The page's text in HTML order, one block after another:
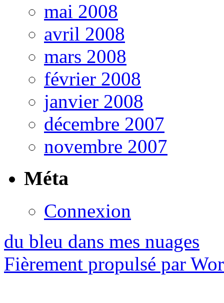
mai 2008
avril 2008
mars 2008
février 2008
janvier 2008
décembre 2007
novembre 2007
Méta
Connexion
du bleu dans mes nuages
Fièrement propulsé par